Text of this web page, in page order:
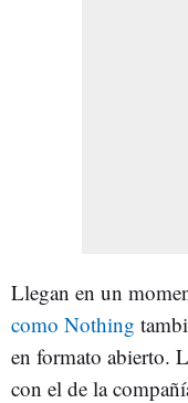
Llegan en un
como Nothing
en formato abierto.
con el de la